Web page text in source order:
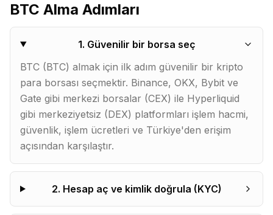
BTC Alma Adımları
1. Güvenilir bir borsa seç
BTC (BTC) almak için ilk adım güvenilir bir kripto
para borsası seçmektir. Binance, OKX, Bybit ve
Gate gibi merkezi borsalar (CEX) ile Hyperliquid
gibi merkeziyetsiz (DEX) platformları işlem hacmi,
güvenlik, işlem ücretleri ve Türkiye'den erişim
açısından karşılaştır.
2. Hesap aç ve kimlik doğrula (KYC)